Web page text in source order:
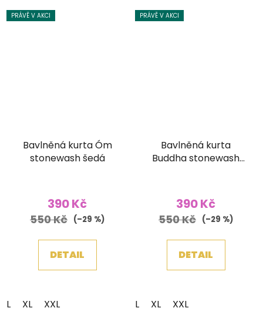
PRÁVĚ V AKCI
Bavlněná kurta Óm
stonewash šedá
390 Kč
550 Kč (–29 %)
DETAIL
L XL XXL
PRÁVĚ V AKCI
Bavlněná kurta
Buddha stonewash
390 Kč
550 Kč (–29 %)
DETAIL
L XL XXL